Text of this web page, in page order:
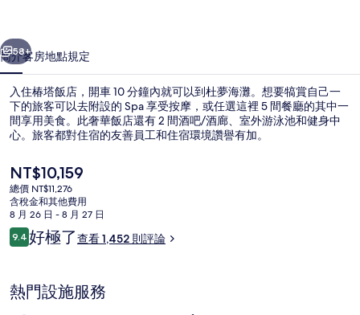
集
個 下一個
58+
簡介客房地點規定
入住椿塔飯店，開車 10 分鐘內就可以到杜夢海灘。想要犒賞自己一
下的旅客可以去附設的 Spa 享受按摩，或任選這裡 5 間餐廳的其中一
間享用美食。此奢華飯店還有 2 間酒吧/酒廊、室外游泳池和健身中
心。旅客都對住宿的友善員工和住宿環境讚譽有加。
目
前
的
價
格
是
NT$10,159
總價 NT$11,276
含稅金和其他費用
8 月 26 日 - 8 月 27 日
評
論
9.49.4 分，滿分 10 分，
好極了查看 1,452 則評論
熱門設施服務